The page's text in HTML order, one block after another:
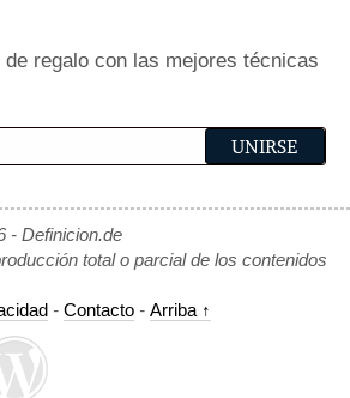
de regalo con las mejores técnicas
- Definicion.de
total o parcial de los contenidos
- Contacto - Arriba ↑